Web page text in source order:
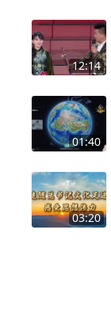
12:14
01:40
03:20